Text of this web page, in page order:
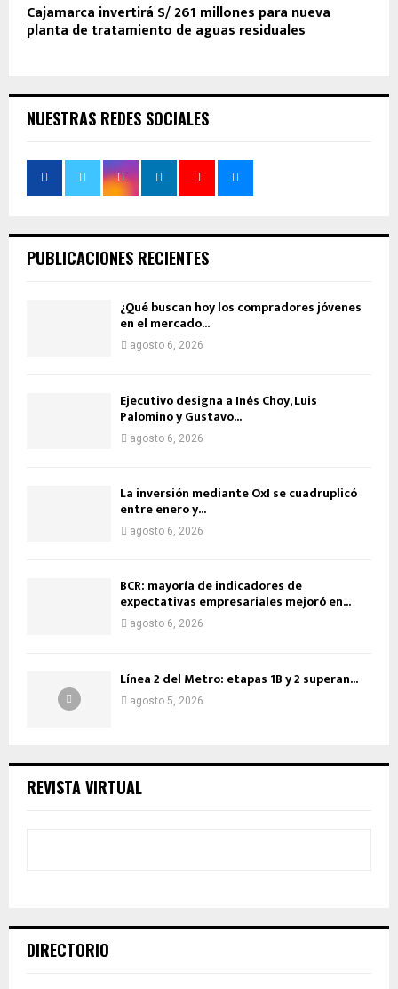
Cajamarca invertirá S/ 261 millones para nueva
planta de tratamiento de aguas residuales
NUESTRAS REDES SOCIALES
PUBLICACIONES RECIENTES
¿Qué buscan hoy los compradores jóvenes
en el mercado...
agosto 6, 2026
Ejecutivo designa a Inés Choy, Luis
Palomino y Gustavo...
agosto 6, 2026
La inversión mediante OxI se cuadruplicó
entre enero y...
agosto 6, 2026
BCR: mayoría de indicadores de
expectativas empresariales mejoró en...
agosto 6, 2026
Línea 2 del Metro: etapas 1B y 2 superan...
agosto 5, 2026
REVISTA VIRTUAL
DIRECTORIO